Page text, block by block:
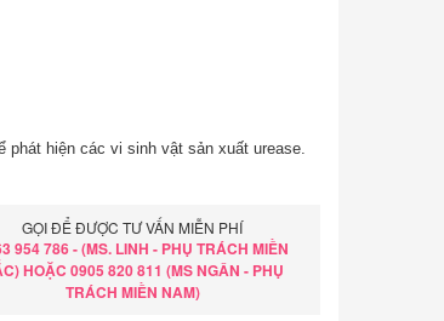
phát hiện các vi sinh vật sản xuất urease.
GỌI ĐỂ ĐƯỢC TƯ VẤN MIỄN PHÍ
954 786 - (MS. LINH - PHỤ TRÁCH MIỀN
HOẶC 0905 820 811 (MS NGÂN - PHỤ
TRÁCH MIỀN NAM)